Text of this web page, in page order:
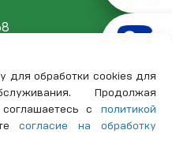
для обработки cookies для
Продолжая
с политикой
согласие на обработку